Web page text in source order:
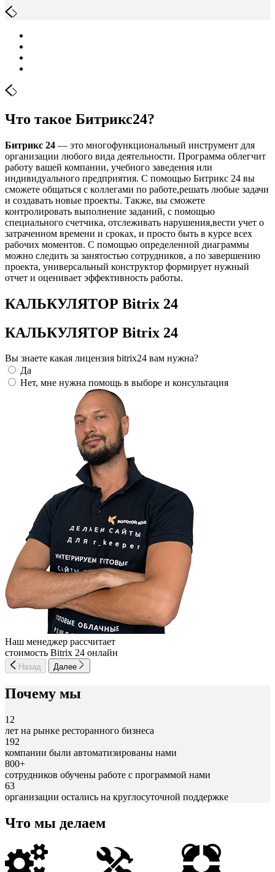
Что такое Битрикс24?
Битрикс 24 — это многофункциональный инструмент для
организации любого вида деятельности. Программа облегчит
работу вашей компании, учебного заведения или
индивидуального предприятия. С помощью Битрикс 24 вы
сможете общаться с коллегами по работе,решать любые задачи
и создавать новые проекты. Также, вы сможете
контролировать выполнение заданий, с помощью
специального счетчика, отслеживать нарушения,вести учет о
затраченном времени и сроках, и просто быть в курсе всех
рабочих моментов. С помощью определенной диаграммы
можно следить за занятостью сотрудников, а по завершению
проекта, универсальный конструктор формирует нужный
отчет и оценивает эффективность работы.
КАЛЬКУЛЯТОР Bitrix 24
КАЛЬКУЛЯТОР Bitrix 24
Вы знаете какая лицензия bitrix24 вам нужна?
Да
Нет, мне нужна помощь в выборе и консультация
Наш менеджер рассчитает
стоимость Bitrix 24 онлайн
Назад Далее
Почему мы
12
лет на рынке ресторанного бизнеса
192
компании были автоматизированы нами
800+
сотрудников обучены работе с программой нами
63
организации остались на круглосуточной поддержке
Что мы делаем